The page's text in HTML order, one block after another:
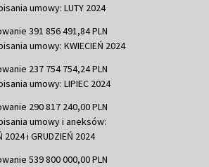
umowy: LUTY 2024
391 856 491,84 PLN
umowy: KWIECIEŃ 2024
237 754 754,24 PLN
umowy: LIPIEC 2024
290 817 240,00 PLN
umowy i aneksów:
2024 i GRUDZIEŃ 2024
539 800 000,00 PLN